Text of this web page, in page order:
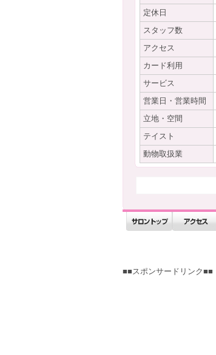
定休日
スタッフ数
アクセス
カード利用
サービス
営業日・営業時間
立地・空間
テイスト
動物取扱業
■■スポンサードリンク■■